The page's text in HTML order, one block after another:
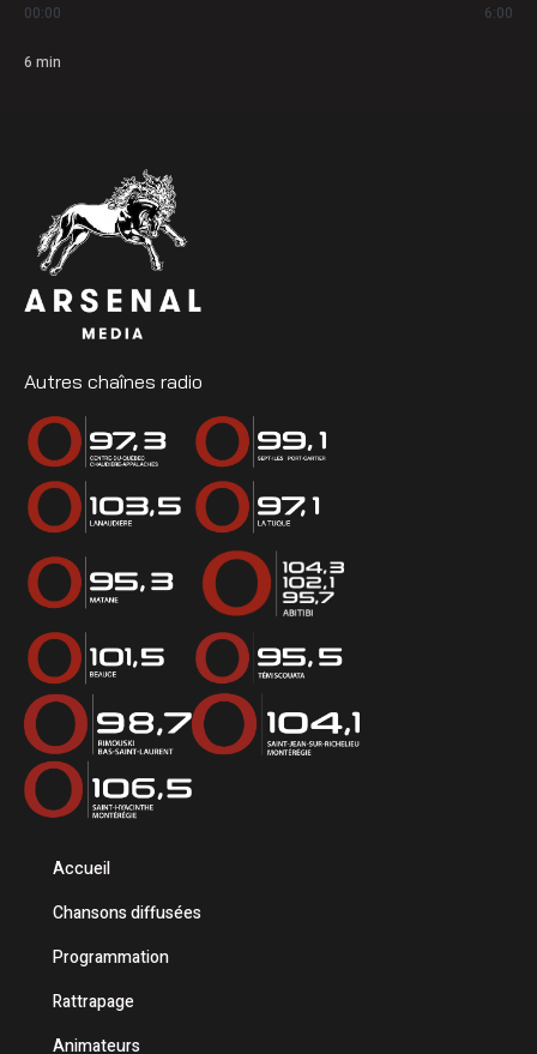
00:00 6:00
6 min
Autres chaînes radio
Accueil
Chansons diffusées
Programmation
Rattrapage
Animateurs